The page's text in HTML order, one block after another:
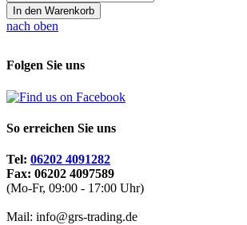
In den Warenkorb
nach oben
Folgen Sie uns
So erreichen Sie uns
Tel: 06202 4091282
Fax: 06202 4097589
(Mo-Fr, 09:00 - 17:00 Uhr)
Mail: info@grs-trading.de